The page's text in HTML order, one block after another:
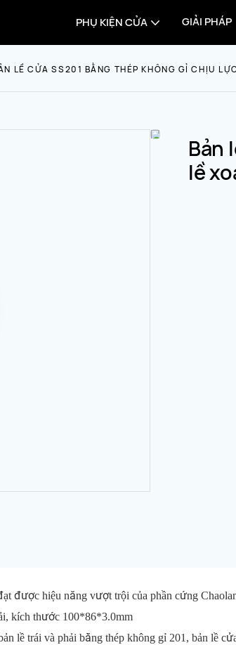
PHỤ KIỆN CỬA GIẢI PHÁP
LỀ CỬA SS201 BẰNG THÉP KHÔNG GỈ CHỊU
Bản
lề
được hiệu năng vượt trội của phần cứng
kích thước 100*86*3.0mm
lề trái và phải bằng thép không gỉ 201, bản lề